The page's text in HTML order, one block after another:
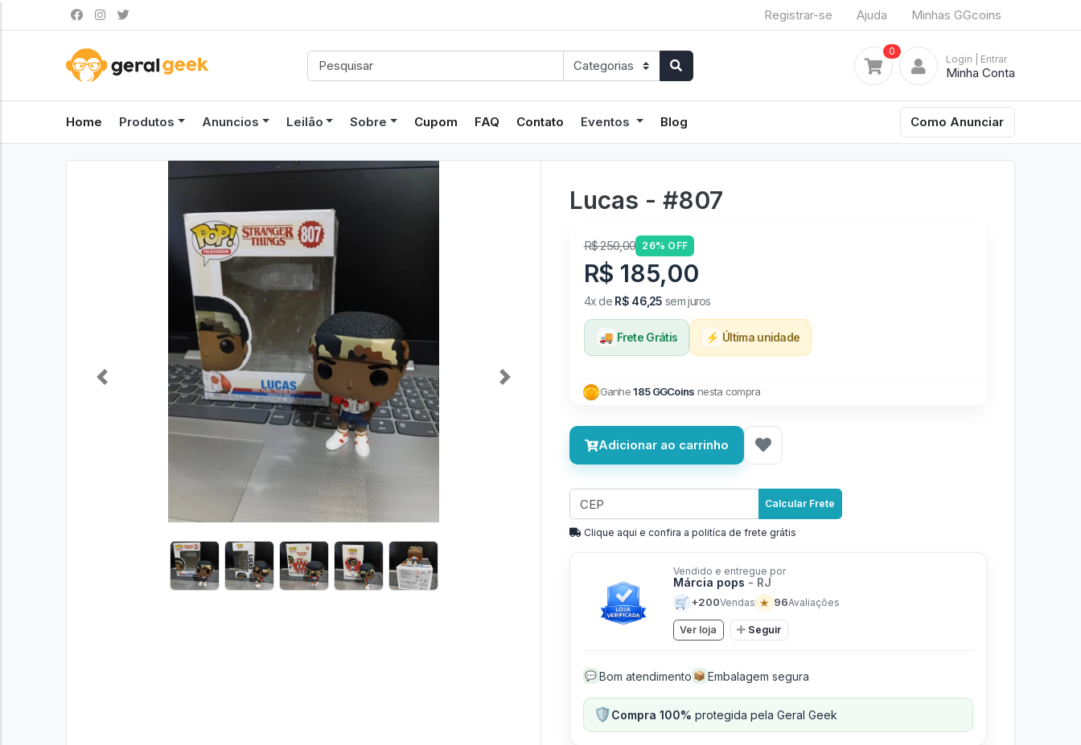
Registrar-se Ajuda Minhas GGcoins
0
Login | Entrar
Minha Conta
Home Produtos Anuncios Leilão Sobre Cupom FAQ Contato Eventos Blog Como Anunciar
Previous Next
Lucas - #807
R$ 250,00 26% OFF
R$ 185,00
4x de R$ 46,25 sem juros
🚚 Frete Grátis ⚡ Última unidade
Ganhe185 GGCoins nesta compra
Adicionar ao carrinho
Calcular Frete
Clique aqui e confira a politíca de frete grátis
Vendido e entregue por
Márcia pops - RJ
🛒 +200Vendas ★ 96Avaliações
Ver loja Seguir
💬 Bom atendimento 📦 Embalagem segura
🛡️Compra 100% protegida pela Geral Geek